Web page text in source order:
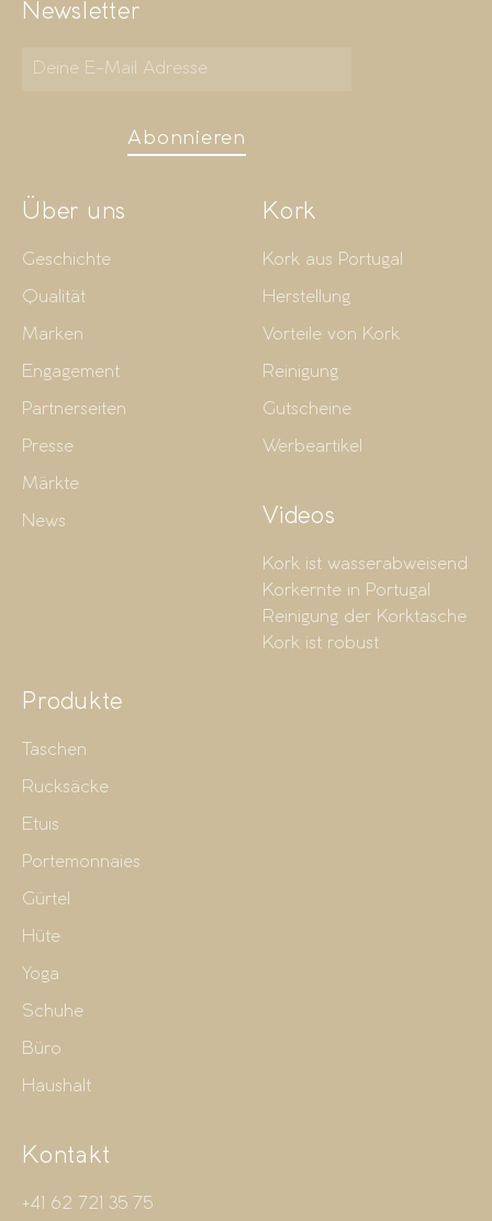
Newsletter
Abonnieren
Über uns
Geschichte
Qualität
Marken
Engagement
Partnerseiten
Presse
Märkte
News
Kork
Kork aus Portugal
Herstellung
Vorteile von Kork
Reinigung
Gutscheine
Werbeartikel
Videos
Kork ist wasserabweisend
Korkernte in Portugal
Reinigung der Korktasche
Kork ist robust
Produkte
Taschen
Rucksäcke
Etuis
Portemonnaies
Gürtel
Hüte
Yoga
Schuhe
Büro
Haushalt
Kontakt
+41 62 721 35 75